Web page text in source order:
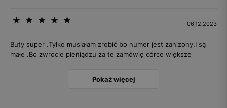
06.12.2023
Buty super .Tylko musiałam zrobić bo numer jest zanizony.I są
małe .Bo zwrocie pieniądzu za te zamówię córce większe
Pokaż więcej